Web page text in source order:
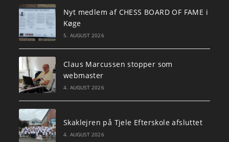
Nyt medlem af CHESS BOARD OF FAME i
Køge
5. AUGUST 2026
Claus Marcussen stopper som
webmaster
4. AUGUST 2026
Skaklejren på Tjele Efterskole afsluttet
4. AUGUST 2026